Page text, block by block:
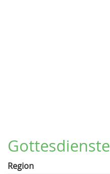
Gottesdienste
Region